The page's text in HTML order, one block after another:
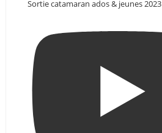
Sortie catamaran ados & jeunes 2023